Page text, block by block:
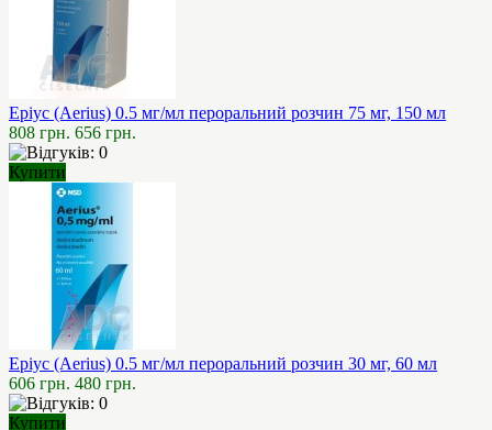
Еріус (Aerius) 0.5 мг/мл пероральний розчин 75 мг, 150 мл
808 грн. 656 грн.
Купити
Еріус (Aerius) 0.5 мг/мл пероральний розчин 30 мг, 60 мл
606 грн. 480 грн.
Купити